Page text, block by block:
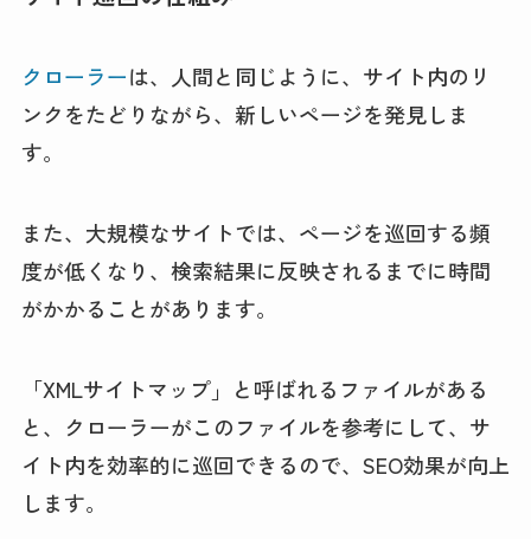
クローラーは、人間と同じように、サイト内のリ
ンクをたどりながら、新しいページを発見しま
す。
また、大規模なサイトでは、ページを巡回する頻
度が低くなり、検索結果に反映されるまでに時間
がかかることがあります。
「XMLサイトマップ」と呼ばれるファイルがある
と、クローラーがこのファイルを参考にして、サ
イト内を効率的に巡回できるので、SEO効果が向上
します。